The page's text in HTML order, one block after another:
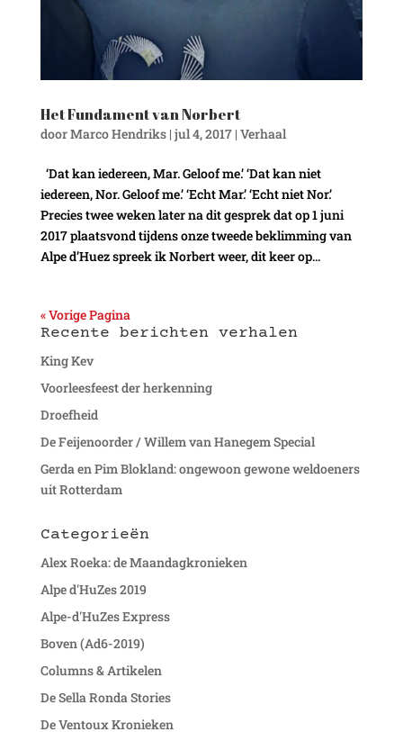
Het Fundament van Norbert
doorMarco Hendriks| jul 4, 2017| Verhaal
‘Dat kan iedereen, Mar. Geloof me.’ ‘Dat kan niet
iedereen, Nor. Geloof me.’ ‘Echt Mar.’ ‘Echt niet Nor.’
Precies twee weken later na dit gesprek dat op 1 juni
2017 plaatsvond tijdens onze tweede beklimming van
Alpe d’Huez spreek ik Norbert weer, dit keer op...
« Vorige Pagina
Recente berichten verhalen
King Kev
Voorleesfeest der herkenning
Droefheid
De Feijenoorder / Willem van Hanegem Special
Gerda en Pim Blokland: ongewoon gewone weldoeners
uit Rotterdam
Categorieën
Alex Roeka: de Maandagkronieken
Alpe d'HuZes 2019
Alpe-d'HuZes Express
Boven (Ad6-2019)
Columns & Artikelen
De Sella Ronda Stories
De Ventoux Kronieken